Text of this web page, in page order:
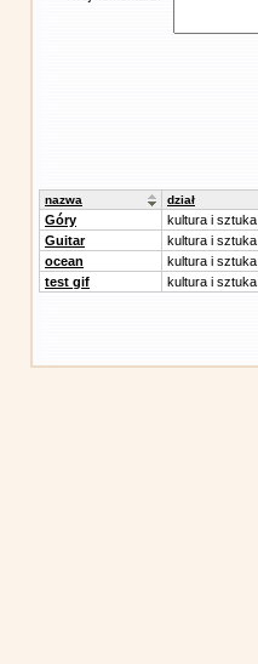
nazwa dział
Góry kultura i sztuka
Guitar
kultura i sztuka
ocean
kultura i sztuka
test gif
kultura i sztuka